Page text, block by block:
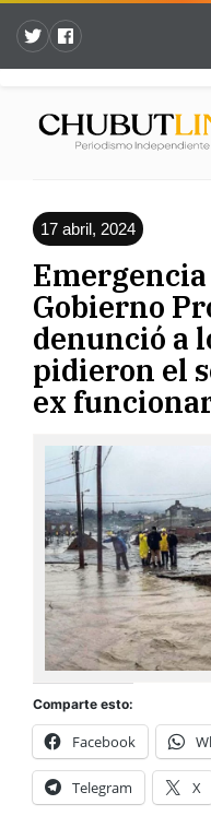
17 abril, 2024
Gobierno
denunció a
pidieron el
ex
Comparte esto:
Facebook
Telegram X